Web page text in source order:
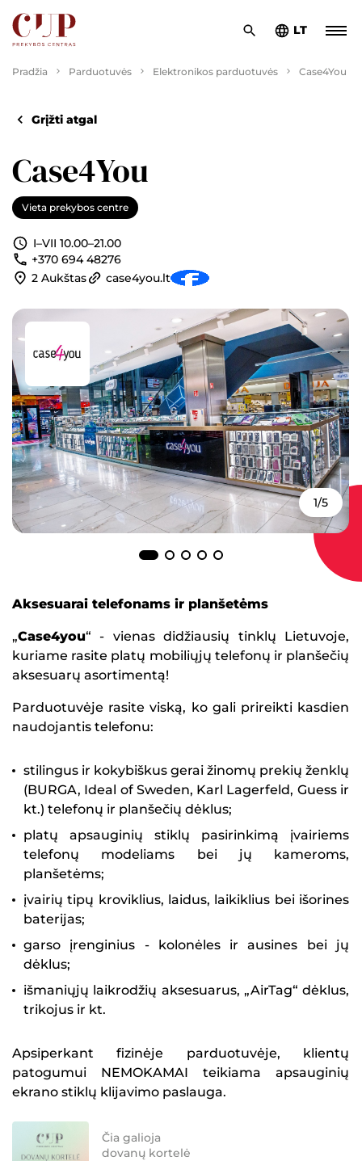
LT
Pradžia Parduotuvės Elektronikos parduotuvės Case4You
Grįžti atgal
Case4You
Vieta prekybos centre
I–VII 10.00–21.00
+370 694 48276
2 Aukštas
case4you.lt
1/5
Aksesuarai telefonams ir planšetėms
„Case4you“ - vienas didžiausių tinklų Lietuvoje,
kuriame rasite platų mobiliųjų telefonų ir planšečių
aksesuarų asortimentą!
Parduotuvėje rasite viską, ko gali prireikti kasdien
naudojantis telefonu:
stilingus ir kokybiškus gerai žinomų prekių ženklų
(BURGA, Ideal of Sweden, Karl Lagerfeld, Guess ir
kt.) telefonų ir planšečių dėklus;
platų apsauginių stiklų pasirinkimą įvairiems
telefonų modeliams bei jų kameroms,
planšetėms;
įvairių tipų kroviklius, laidus, laikiklius bei išorines
baterijas;
garso įrenginius - kolonėles ir ausines bei jų
dėklus;
išmaniųjų laikrodžių aksesuarus, „AirTag“ dėklus,
trikojus ir kt.
Apsiperkant fizinėje parduotuvėje, klientų
patogumui NEMOKAMAI teikiama apsauginių
ekrano stiklų klijavimo paslauga.
Čia galioja
dovanų kortelė